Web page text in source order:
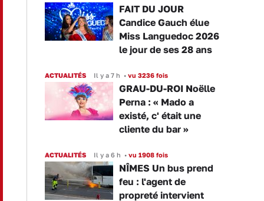
FAIT DU JOUR
Candice Gauch élue
Miss Languedoc 2026
le jour de ses 28 ans
ACTUALITÉS Il y a 7 h • vu 3236 fois
GRAU-DU-ROI Noëlle
Perna : « Mado a
existé, c' était une
cliente du bar »
ACTUALITÉS Il y a 6 h • vu 1908 fois
NÎMES Un bus prend
feu : l'agent de
propreté intervient